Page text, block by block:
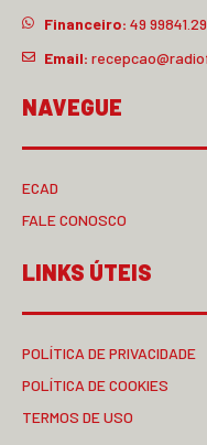
Financeiro: 49
Email:
NAVEGUE
ECAD
FALE CONOSCO
LINKS ÚTEIS
POLÍTICA DE PRIVACIDADE
POLÍTICA DE COOKIES
TERMOS DE USO